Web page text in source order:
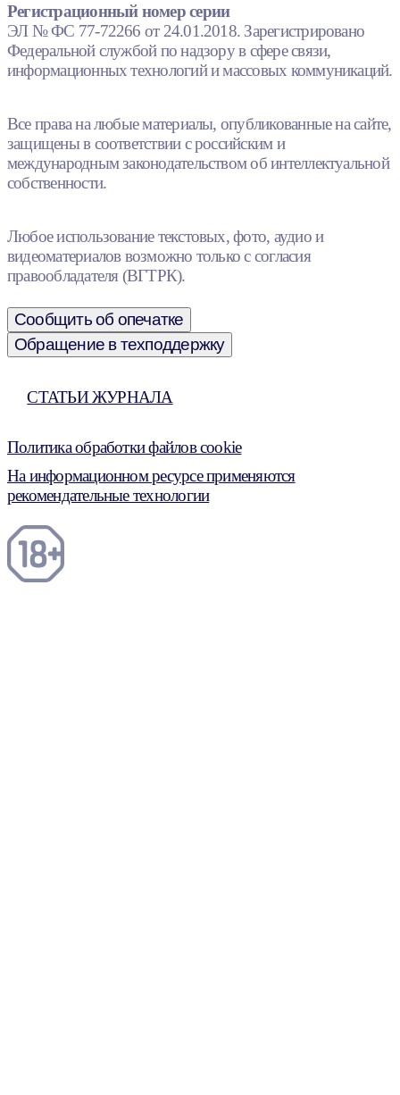
Регистрационный номер серии
ЭЛ № ФС 77-72266 от 24.01.2018. Зарегистрировано
Федеральной службой по надзору в сфере связи,
информационных технологий и массовых коммуникаций.
Все права на любые материалы, опубликованные на сайте,
защищены в соответствии с российским и
международным законодательством об интеллектуальной
собственности.
Любое использование текстовых, фото, аудио и
видеоматериалов возможно только с согласия
правообладателя (ВГТРК).
Сообщить об опечатке
Обращение в техподдержку
СТАТЬИ ЖУРНАЛА
Политика обработки файлов cookie
На информационном ресурсе применяются
рекомендательные технологии